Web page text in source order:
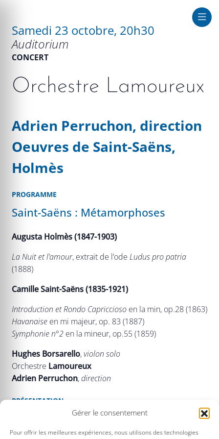
Gérer le consentement
Pour offrir les meilleures expériences, nous utilisons des technologies
au large
Samedi 23 octobre, 20h30
Auditorium
CONCERT
Orchestre Lamoureux
Adrien Perruchon, direction
Oeuvres de Saint-Saëns,
Holmès
PROGRAMME
Saint-Saëns : Métamorphoses
Augusta Holmès (1847-1903)
La Nuit et l’amour, extrait de l’ode Ludus pro patria
(1888)
Camille Saint-Saëns (1835-1921)
Introduction et Rondo Capriccioso en la min, op.28 (1863)
Havanaise en mi majeur, op. 83 (1887)
Symphonie n°2 en la mineur, op.55 (1859)
Hughes Borsarello,violon solo
Orchestre Lamoureux
Adrien Perruchon,direction
PRÉSENTATION
L’orchestre Lamoureux révèle le brio orchestral de
Camille Saint-Saëns avec sadeuxième symphonie,